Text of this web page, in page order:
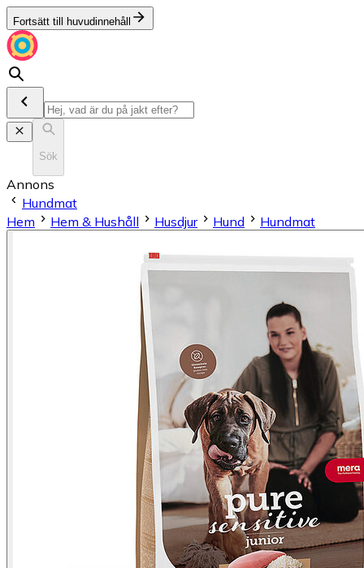
Fortsätt till huvudinnehåll
Sök
Annons
Hundmat
Hem
Hem & Hushåll Husdjur Hund Hundmat